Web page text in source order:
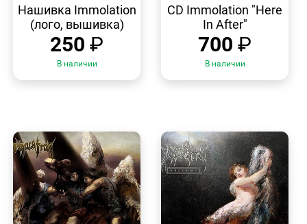
ПРОСМОТР
Нашивка Immolation
(лого, вышивка)
250 ₽
В наличии
ПРОСМОТР
CD Immolation "Here
In After"
700 ₽
В наличии